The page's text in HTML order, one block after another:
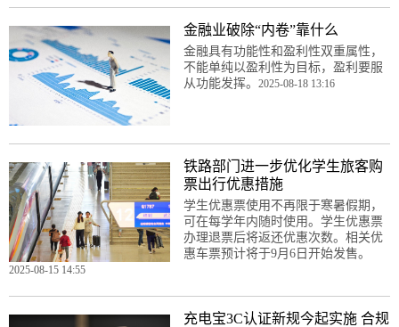
金融业破除“内卷”靠什么
金融具有功能性和盈利性双重属性，
不能单纯以盈利性为目标，盈利要服
从功能发挥。 2025-08-18 13:16
铁路部门进一步优化学生旅客购
票出行优惠措施
学生优惠票使用不再限于寒暑假期，
可在每学年内随时使用。学生优惠票
办理退票后将返还优惠次数。相关优
惠车票预计将于9月6日开始发售。
2025-08-15 14:55
充电宝3C认证新规今起实施 合规